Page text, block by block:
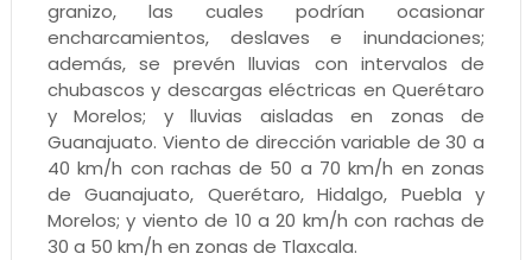
granizo, las cuales podrían ocasionar
encharcamientos, deslaves e inundaciones;
además, se prevén lluvias con intervalos de
chubascos y descargas eléctricas en Querétaro
y Morelos; y lluvias aisladas en zonas de
Guanajuato. Viento de dirección variable de 30 a
40 km/h con rachas de 50 a 70 km/h en zonas
de Guanajuato, Querétaro, Hidalgo, Puebla y
Morelos; y viento de 10 a 20 km/h con rachas de
30 a 50 km/h en zonas de Tlaxcala.